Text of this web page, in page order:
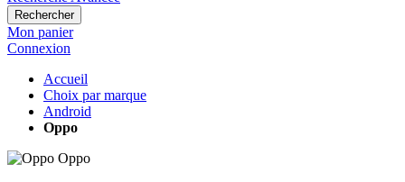
Rechercher
Mon panier
Connexion
Accueil
Choix par marque
Android
Oppo